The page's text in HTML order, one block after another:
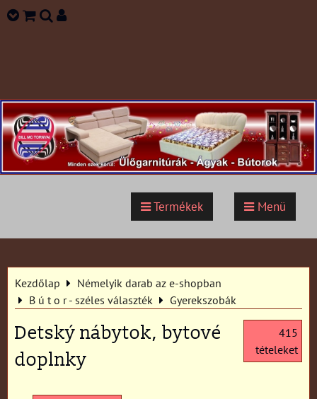
Termékek Menü
Kezdőlap
Némelyik darab az e-shopban
B ú t o r - széles választék
Gyerekszobák
Detský nábytok, bytové
doplnky
415
tételeket